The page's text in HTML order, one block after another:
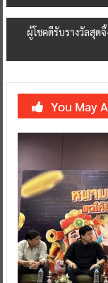
ผู้โชคดีรับรางวัลสุด
You May